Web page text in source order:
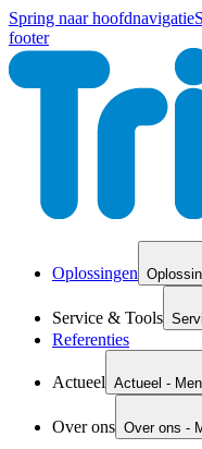
Spring naar hoofdnavigatie
footer
Oplossingen
Service & Tools
Referenties
Actueel Actueel -
Over ons Over ons -